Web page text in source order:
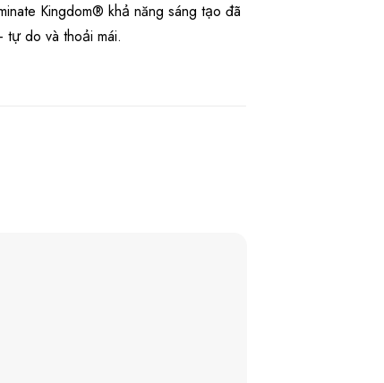
Kingdom® khả năng sáng tạo đã
do và thoải mái.